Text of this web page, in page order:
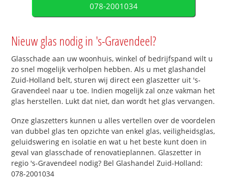
078-2001034
Nieuw glas nodig in 's-Gravendeel?
Glasschade aan uw woonhuis, winkel of bedrijfspand wilt u
zo snel mogelijk verholpen hebben. Als u met glashandel
Zuid-Holland belt, sturen wij direct een glaszetter uit 's-
Gravendeel naar u toe. Indien mogelijk zal onze vakman het
glas herstellen. Lukt dat niet, dan wordt het glas vervangen.
Onze glaszetters kunnen u alles vertellen over de voordelen
van dubbel glas ten opzichte van enkel glas, veiligheidsglas,
geluidswering en isolatie en wat u het beste kunt doen in
geval van glasschade of renovatieplannen. Glaszetter in
regio 's-Gravendeel nodig? Bel Glashandel Zuid-Holland:
078-2001034